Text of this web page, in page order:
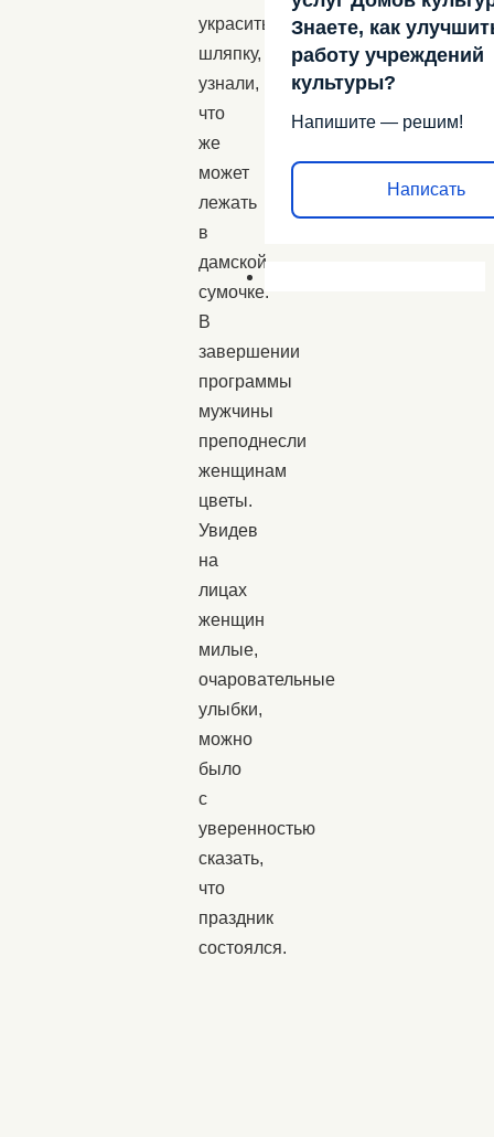
украсить
шляпку,
узнали,
что
же
может
лежать
в
дамской
сумочке.
В
завершении
программы
мужчины
преподнесли
женщинам
цветы.
Увидев
на
лицах
женщин
милые,
очаровательные
улыбки,
можно
было
с
уверенностью
сказать,
что
праздник
состоялся.
Знаете, как
работу учреждений
культуры?
Напишите — решим!
Написать